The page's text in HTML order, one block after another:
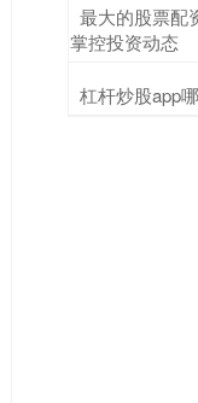
最大的股票配
掌控投资动态
杠杆炒股app